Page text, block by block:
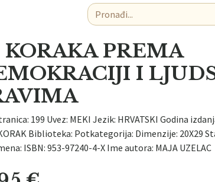
KORAKA PREMA
I
199 Uvez: MEKI Jezik: HRVATSKI Godina
Biblioteka: Potkategorija: Dimenzije: 20X29
ISBN: 953-97240-4-X Ime autora: MAJA UZELAC